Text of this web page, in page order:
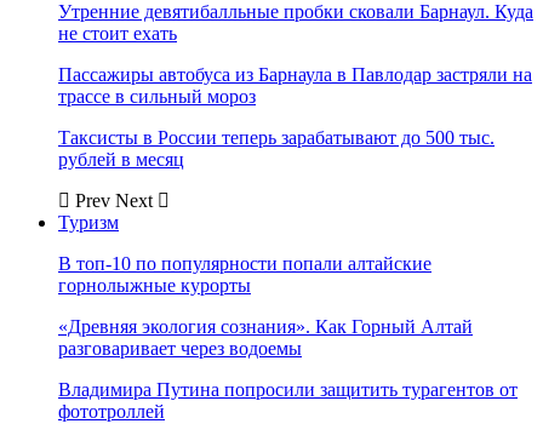
Утренние девятибалльные пробки сковали Барнаул. Куда
не стоит ехать
Пассажиры автобуса из Барнаула в Павлодар застряли на
трассе в сильный мороз
Таксисты в России теперь зарабатывают до 500 тыс.
рублей в месяц
Prev Next
Туризм
В топ-10 по популярности попали алтайские
горнолыжные курорты
«Древняя экология сознания». Как Горный Алтай
разговаривает через водоемы
Владимира Путина попросили защитить турагентов от
фототроллей